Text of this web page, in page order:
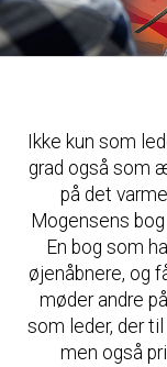
Ikke kun som
grad også som
på det
Mogensens
En bog som
øjenåbnere, og
møder andre
som leder, der
men også